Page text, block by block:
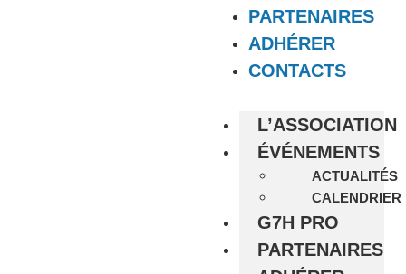
PARTENAIRES
ADHÉRER
CONTACTS
L’ASSOCIATION
ÉVÉNEMENTS
ACTUALITÉS
CALENDRIER
G7H PRO
PARTENAIRES